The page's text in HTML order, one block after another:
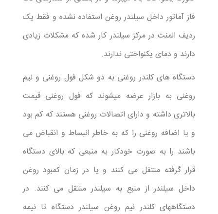
فاز آماتور داخل سیلندر روغن استفاده نشده و فقط یک
ردیف المنت در مرکز سیلندر کار شده که مشکلات زیادی
دارند و دمای یکنواختی ندارند.
دستگاه های کلندر روغنی به دو شکل فول روغنی و نیم
روغنی به بازار عرضه میشوند که فول روغنی قیمت
بالاتری داشته و دارای اتصالات روغنی هستند که کم بود
و یا اضافه روغنی را که به خاطر انبساط و انقباض می
باشند را به صورت خودکار به منبعی که بالای دستگاه
قرار گرفته منتقل می کنند و یا در زمان کمبود روغن
داخل سیلندر از منبع به سیلندر منتقل می کنند. در
دستگاههای کلندر نیم روغن سیلندر دستگاه تا نیمه